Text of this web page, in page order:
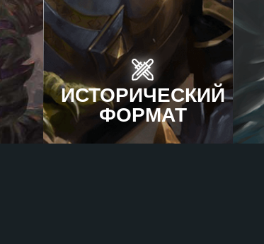
ИСТОРИЧЕСКИЙ
ФОРМАТ